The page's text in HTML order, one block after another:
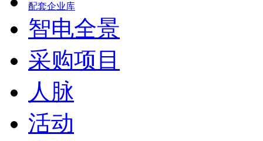
配套企业库
智电全景
采购项目
人脉
活动